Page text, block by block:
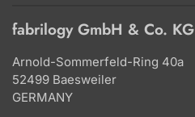
fabrilogy GmbH & Co. KG
Arnold-Sommerfeld-Ring 40a
52499 Baesweiler
GERMANY